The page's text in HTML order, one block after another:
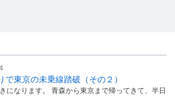
で東京の未乗線踏破（その２）
になります。 青森から東京まで帰ってきて、半日